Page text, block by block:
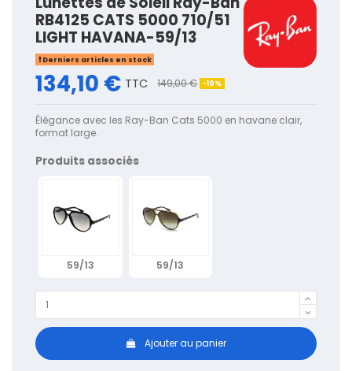
RB4125 CATS 5000 710/51
LIGHT HAVANA-59/13
Derniers articles en stock
134,10 € TTC 149,00 € -10%
Élégance avec les Ray-Ban Cats 5000 en havane clair,
format large.
Produits associés
59/13 59/13
Ajouter au panier